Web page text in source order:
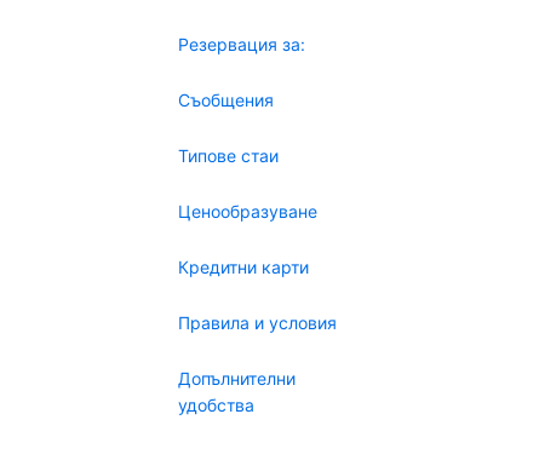
Резервация за:
Съобщения
Типове стаи
Ценообразуване
Кредитни карти
Правила и условия
Допълнителни
удобства